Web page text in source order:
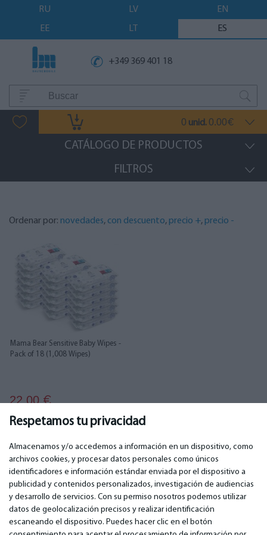
Respetamos tu privacidad
Almacenamos y/o accedemos a información en un dispositivo, como
archivos cookies, y procesar datos personales como únicos
identificadores e información estándar enviada por el dispositivo a
publicidad y contenidos personalizados, investigación de audiencias
y desarrollo de servicios. Con su permiso nosotros podemos utilizar
datos de geolocalización precisos y realizar identificación
escaneando el dispositivo. Puedes hacer clic en el botón
RU LV
EN
EE
LT ES
+349 369 401 18
0 unid. 0.00€
CATÁLOGO DE PRODUCTOS
FILTROS
Ordenar por: novedades, con descuento, precio +, precio -
Mama Bear Sensitive Baby Wipes -
Pack of 18 (1,008 Wipes)
22.00€
IMPORTANTE
Servicios de garantía
CONTACTOS
Teléfono. +349 36940118
email: info@bm.lv
WhatsApp +371 27725222